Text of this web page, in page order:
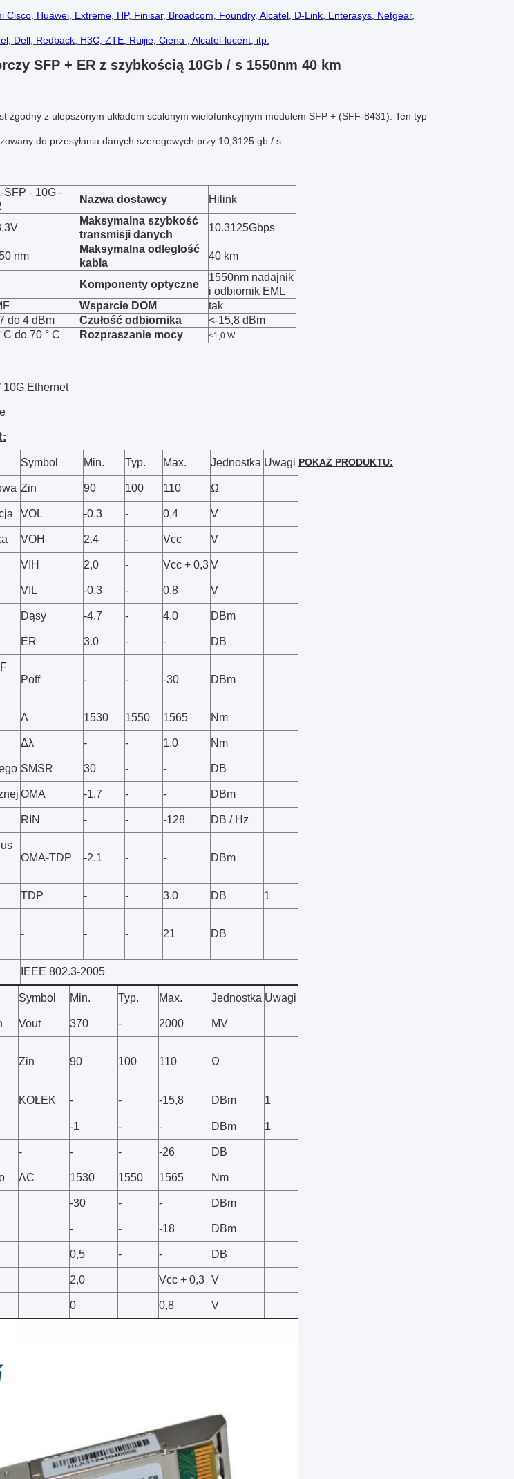
Cisco, Huawei, Extreme, HP, Finisar, Broadcom, Foundry, Alcatel, D-Link, Enterasys, Netgear,
Dell, Redback, H3C, ZTE, Ruijie, Ciena , Alcatel-lucent, itp.
SFP + ER z szybkością 10Gb / s 1550nm 40 km
zgodny z ulepszonym układem scalonym wielofunkcyjnym modułem SFP + (SFF-8431). Ten typ
do przesyłania danych szeregowych przy 10,3125 gb / s.
SFP - 10G -
Nazwa dostawcy Hilink
Maksymalna szybkość
transmisji danych
10.3125Gbps
nm
Maksymalna odległość
kabla
40 km
Komponenty optyczne
1550nm nadajnik
i odbiornik EML
Wsparcie DOM
tak
do 4 dBm Czułość odbiornika
<-15,8 dBm
C do 70 ° C Rozpraszanie mocy <1,0 W
Ethernet
Symbol Min. Typ. Max. Jednostka Uwagi
Zin 90 100 110 Ω
VOL -0.3 - 0,4 V
VOH 2.4 - Vcc V
VIH 2,0 - Vcc + 0,3V
VIL -0.3 - 0,8 V
Dąsy -4.7 - 4.0 DBm
ER 3.0 - - DB
Poff - - -30 DBm
Λ 1530 1550 1565 Nm
Δλ - - 1.0 Nm
SMSR 30 - - DB
OMA -1.7 - - DBm
RIN - - -128 DB / Hz
OMA-TDP -2.1 - - DBm
TDP - - 3.0 DB 1
- - - 21 DB
IEEE 802.3-2005
Symbol Min. Typ. Max. Jednostka Uwagi
Vout 370 - 2000 MV
Zin 90 100 110 Ω
KOŁEK - - -15,8 DBm 1
-1 - - DBm 1
- - - -26 DB
ΛC 1530 1550 1565 Nm
-30 - - DBm
- - -18 DBm
0,5 - - DB
2,0 Vcc + 0,3 V
0 0,8 V
POKAZ PRODUKTU: